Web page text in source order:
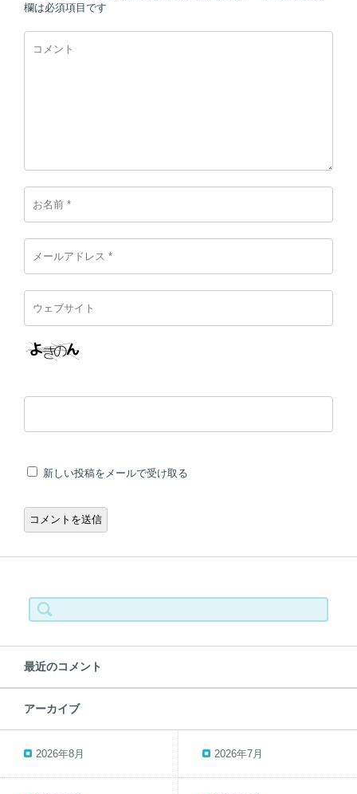
欄は必須項目です
新しい投稿をメールで受け取る
索:
最近のコメント
アーカイブ
2026年8月 2026年7月